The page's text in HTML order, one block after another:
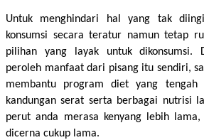
Untuk menghindari hal yang tak
konsumsi secara teratur namun tetap
pilihan yang layak untuk dikonsumsi.
peroleh manfaat dari pisang itu sendiri,
membantu program diet yang tengah
kandungan serat serta berbagai nutrisi
perut anda merasa kenyang lebih
dicerna cukup lama.